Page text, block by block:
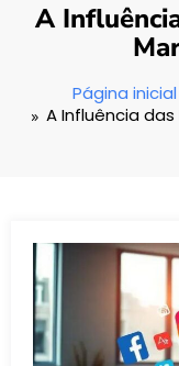
A
Página inicial
A Influência